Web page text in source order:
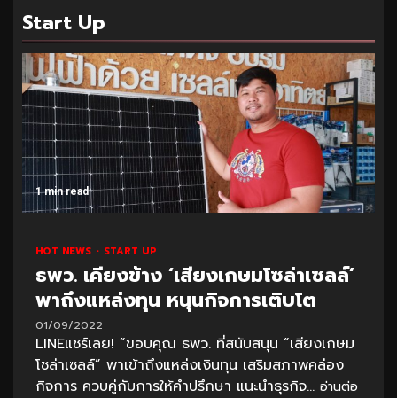
Start Up
1 min read
HOT NEWS START UP
ธพว. เคียงข้าง ‘เสียงเกษมโซล่าเซลล์’
พาถึงแหล่งทุน หนุนกิจการเติบโต
01/09/2022
LINEแชร์เลย! “ขอบคุณ ธพว. ที่สนับสนุน “เสียงเกษม
โซล่าเซลล์” พาเข้าถึงแหล่งเงินทุน เสริมสภาพคล่อง
กิจการ ควบคู่กับการให้คำปรึกษา แนะนำธุรกิจ... อ่านต่อ